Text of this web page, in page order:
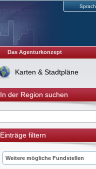
Das Agenturkonzept
Karten & Stadtpläne
In der Region suchen
Einträge filtern
Weitere mögliche Fundstellen